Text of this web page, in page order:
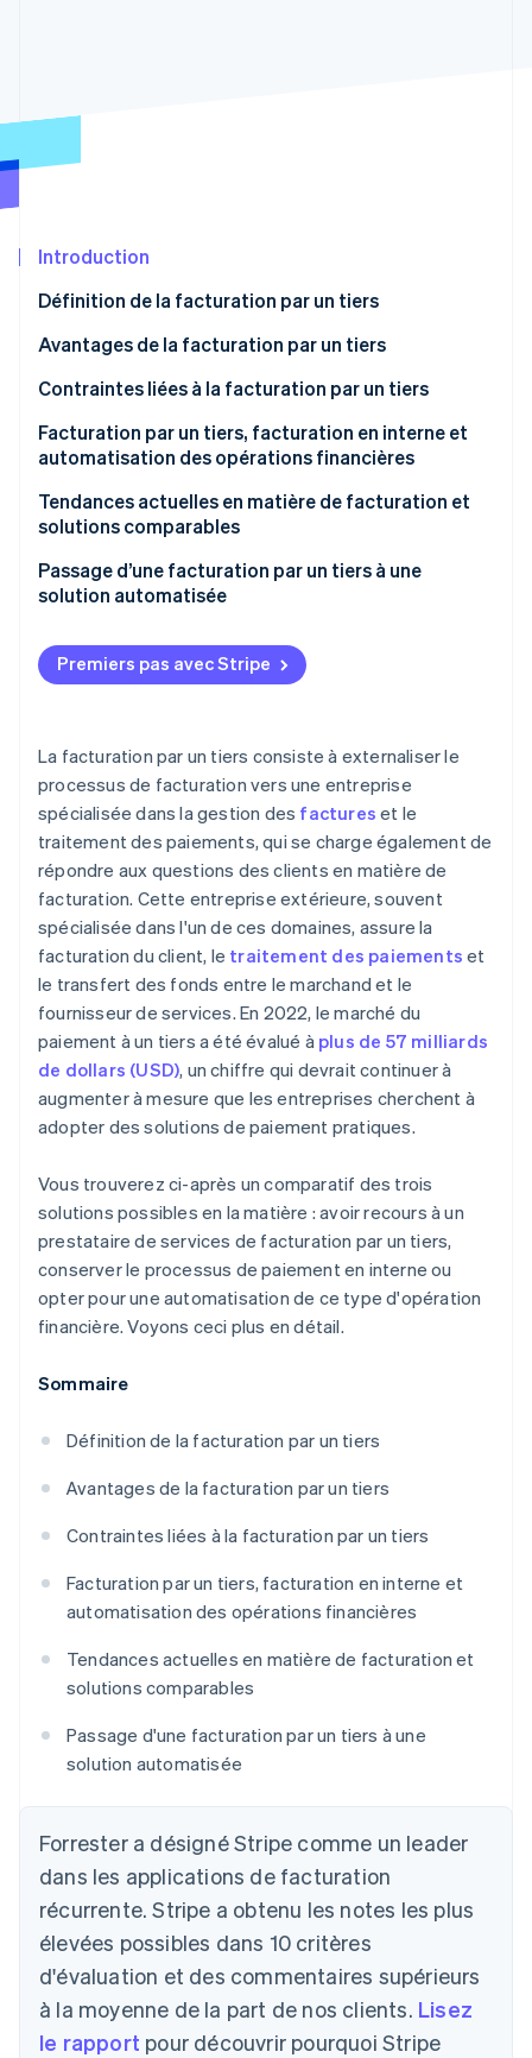
Climate
Vérification de l'identité
Stripe Sessions 2026
Regarder la vidéo
Introduction
Définition de la facturation par un tiers
Avantages de la facturation par un tiers
Contraintes liées à la facturation par un tiers
Facturation par un tiers, facturation en interne et
automatisation des opérations financières
Facturation par un tiers
Facturation en interne
Automatisation des opérations financières
Tendances actuelles en matière de facturation et
solutions comparables
Passage d’une facturation par un tiers à une
solution automatisée
Premiers pas avec Stripe
La facturation par un tiers consiste à externaliser le
processus de facturation vers une entreprise
spécialisée dans la gestion des factures et le
traitement des paiements, qui se charge également de
répondre aux questions des clients en matière de
facturation. Cette entreprise extérieure, souvent
spécialisée dans l'un de ces domaines, assure la
facturation du client, le traitement des paiements et
le transfert des fonds entre le marchand et le
fournisseur de services. En 2022, le marché du
paiement à un tiers a été évalué à plus de 57 milliards
de dollars (USD), un chiffre qui devrait continuer à
augmenter à mesure que les entreprises cherchent à
adopter des solutions de paiement pratiques.
Vous trouverez ci-après un comparatif des trois
solutions possibles en la matière : avoir recours à un
prestataire de services de facturation par un tiers,
conserver le processus de paiement en interne ou
opter pour une automatisation de ce type d'opération
financière. Voyons ceci plus en détail.
Sommaire
Définition de la facturation par un tiers
Avantages de la facturation par un tiers
Contraintes liées à la facturation par un tiers
Facturation par un tiers, facturation en interne et
automatisation des opérations financières
Tendances actuelles en matière de facturation et
solutions comparables
Passage d'une facturation par un tiers à une
solution automatisée
Forrester a désigné Stripe comme un leader
dans les applications de facturation
récurrente. Stripe a obtenu les notes les plus
élevées possibles dans 10 critères
d'évaluation et des commentaires supérieurs
à la moyenne de la part de nos clients. Lisez
le rapport pour découvrir pourquoi Stripe